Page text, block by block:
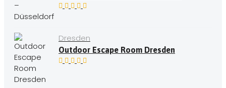
Dresden
Outdoor Escape Room Dresden